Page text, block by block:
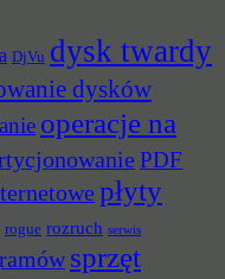
DjVu dysk twardy
dysków
operacje na
PDF
płyty
rogue rozruch serwis
sprzęt